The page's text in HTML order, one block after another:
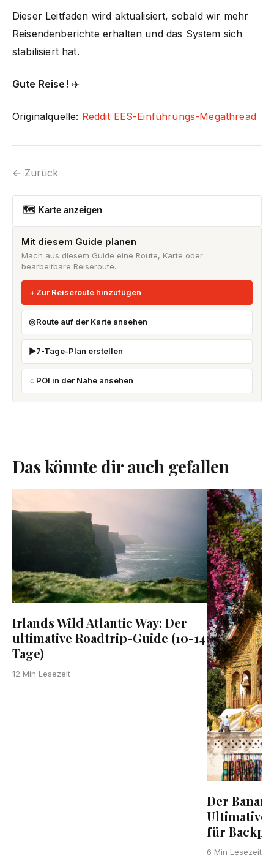
Dieser Leitfaden wird aktualisiert, sobald wir mehr
Reisendenberichte erhalten und das System sich
stabilisiert hat.
Gute Reise! ✈️
Originalquelle: Reddit EES-Einführungs-Megathread
← Zurück
🗺 Karte anzeigen
Mit diesem Guide planen
Mach aus diesem Guide eine Route, Karte oder
bearbeitbare Reiseroute.
Zur Reiseroute hinzufügen
Route auf der Karte ansehen
7-Tage-Plan erstellen
POI in der Nähe ansehen
Das könnte dir auch gefallen
Irlands Wild Atlantic Way: Der
ultimative Roadtrip-Guide (10-14
Tage)
12 Min Lesezeit
Der
Ultimative
für
6 Min Lesezeit